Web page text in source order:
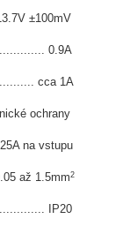
±100mV
0.9A
cca 1A
ochrany
na vstupu
až 1.5mm2
IP20